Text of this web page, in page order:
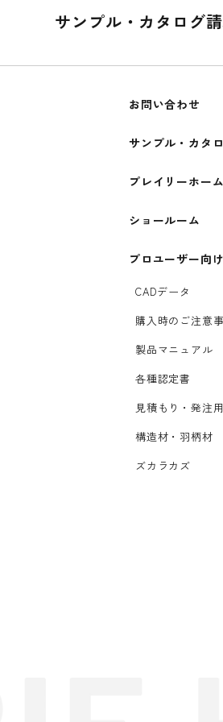
サンプル・カタログ
お問い合わせ
サンプル・カタ
プレイリーホー
ショールーム
プロユーザー向
CADデータ
購入時のご注意
製品マニュアル
各種認定書
見積もり・発注
構造材・羽柄材
ズカラカズ